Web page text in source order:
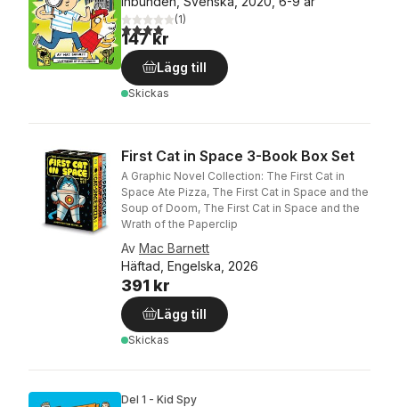
4,0utav 5 stjärnor. Totalt antal röster:
(1)
147 kr
Lägg till
Skickas
First Cat in Space 3-Book Box Set
A Graphic Novel Collection: The First Cat in
Space Ate Pizza, The First Cat in Space and the
Soup of Doom, The First Cat in Space and the
Wrath of the Paperclip
Av Mac Barnett
Häftad, Engelska, 2026
391 kr
Lägg till
Skickas
Del 1 - Kid Spy